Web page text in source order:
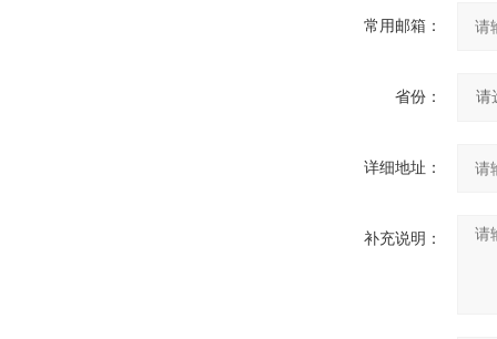
常用邮箱：
省份：
详细地址：
补充说明：